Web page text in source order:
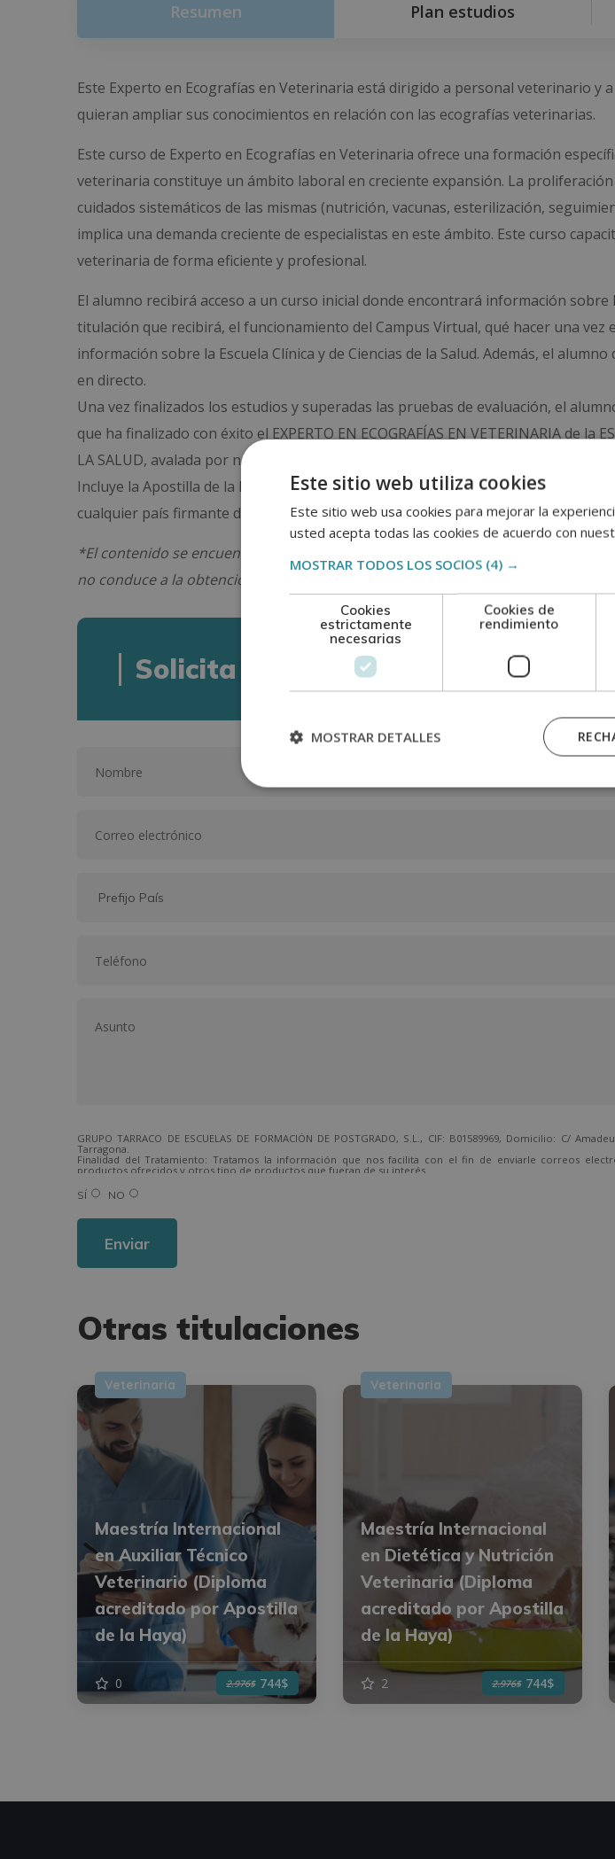
Resumen Plan estudios
Este Experto en Ecografías en Veterinaria está dirigido a personal veterinario y
quieran ampliar sus conocimientos en relación con las ecografías veterinarias.
Este curso de Experto en Ecografías en Veterinaria ofrece una formación
veterinaria constituye un ámbito laboral en creciente expansión. La
cuidados sistemáticos de las mismas (nutrición, vacunas, esterilización,
implica una demanda creciente de especialistas en este ámbito. Este curso
veterinaria de forma eficiente y profesional.
El alumno recibirá acceso a un curso inicial donde encontrará información
titulación que recibirá, el funcionamiento del Campus Virtual, qué hacer una vez
información sobre la Escuela Clínica y de Ciencias de la Salud. Además, el
en directo.
Una vez finalizados los estudios y superadas las pruebas de evaluación, el
que ha finalizado con éxito el EXPERTO EN ECOGRAFÍAS EN VETERINARIA de la
LA SALUD, avalada por nuestra condición de socios de la CECAP.
Incluye la Apostilla de la Haya, mediante la que se reconoce y garantiza la
cualquier país firmante del convenio.
*El contenido se encuentra orientado hacia la adquisición de formación teórica
no conduce a la obtención de una titulación oficial.
Solicita información
GRUPO TARRACO DE ESCUELAS DE FORMACIÓN DE POSTGRADO, S.L., CIF: B01589969, Domicilio: C/
Tarragona.
Finalidad del Tratamiento: Tratamos la información que nos facilita con el fin de enviarle correos
productos ofrecidos y otros tipo de productos que fueran de su interés.
Derechos: Puede ejercitar sus derechos identificándose suficientemente, dirigiéndose a la dirección
Para más información consulte nuestra Política de Privacidad.
SÍ NO
Otras titulaciones
Veterinaria
Maestría Internacional
en Auxiliar Técnico
Veterinario (Diploma
acreditado por Apostilla
de la Haya)
0 2.976$ 744$
Veterinaria
Maestría Internacional
en Dietética y Nutrición
Veterinaria (Diploma
acreditado por Apostilla
de la Haya)
2 2.976$ 744$
Este sitio web utiliza cookies
Este sitio web usa cookies para mejorar la
usted acepta todas las cookies de acuerdo con
MOSTRAR TODOS LOS SOCIOS (4) →
Cookies
estrictamente
necesarias
Cookies de
rendimiento
MOSTRAR DETALLES